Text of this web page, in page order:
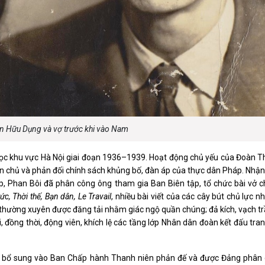
Hữu Dụng và vợ trước khi vào Nam
khu vực Hà Nội giai đoạn 1936–1939. Hoạt động chủ yếu của Đoàn
chủ và phản đối chính sách khủng bố, đàn áp của thực dân Pháp.
Phan Bôi đã phân công ông tham gia Ban Biên tập, tổ chức bài vở
Thời thế, Bạn dân, Le Travail, nhiều bài viết của các cây bút chủ lực
xuyên được đăng tải nhằm giác ngộ quần chúng; đả kích, vạch
thời, động viên, khích lệ các tầng lớp Nhân dân đoàn kết đấu
sung vào Ban Chấp hành Thanh niên phản đế và được Đảng